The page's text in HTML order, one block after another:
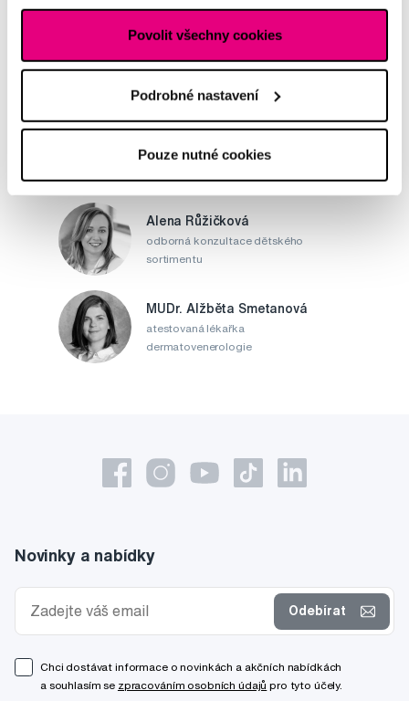
Povolit všechny cookies
Podrobné nastavení
Pouze nutné cookies
Napište našim odborníkům
MDDr. Tomáš Pražák
Odborná zubní konzultace –
Alena Růžičková
odborná konzultace dětského
sortimentu
MUDr. Alžběta Smetanová
atestovaná lékařka
dermatovenerologie
Novinky a nabídky
Odebírat
Chci dostávat informace o novinkách a akčních nabídkách
a souhlasím se zpracováním osobních údajů pro tyto účely.